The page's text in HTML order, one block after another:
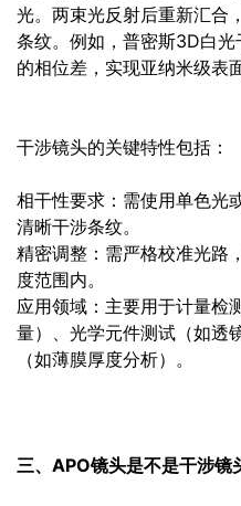
光。两束光反射后重新汇合
条纹。例如，普密斯3D白
的相位差，实现亚纳米级表
干涉镜头的关键特性包括：
相干性要求：需使用单色光
清晰干涉条纹。
精密调整：需严格校准光路
度范围内。
应用领域：主要用于计量检
量）、光学元件测试（如透
（如薄膜厚度分析）。
三、APO镜头是不是干涉镜